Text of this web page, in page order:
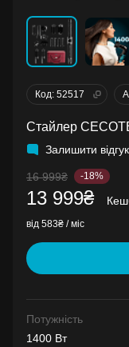
Код: 52517
Стайлер
Залишити відгук
16 999₴ -18%
13 999₴
від 583₴ / міс
Потужність
1400 Вт